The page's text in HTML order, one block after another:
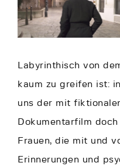
Labyrinthisch von
kaum zu greifen ist:
uns der mit
Dokumentarfilm
Frauen, die mit und
Erinnerungen und